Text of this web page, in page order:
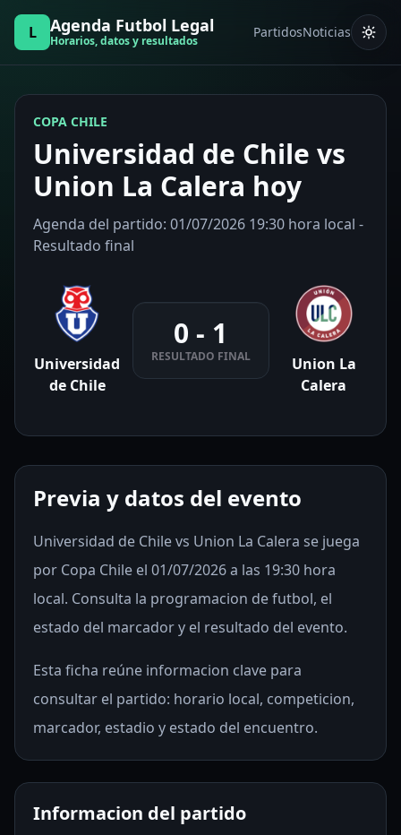
L Agenda Futbol Legal
Horarios, datos y resultados
PartidosNoticias
COPA CHILE
Universidad de Chile vs
Union La Calera hoy
Agenda del partido: 01/07/2026 19:30 hora local -
Resultado final
Universidad
de Chile
0 - 1
RESULTADO FINAL
Union La
Calera
Previa y datos del evento
Universidad de Chile vs Union La Calera se juega
por Copa Chile el 01/07/2026 a las 19:30 hora
local. Consulta la programacion de futbol, el
estado del marcador y el resultado del evento.
Esta ficha reúne informacion clave para
consultar el partido: horario local, competicion,
marcador, estadio y estado del encuentro.
Informacion del partido